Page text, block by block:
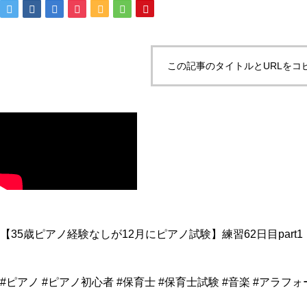
この記事のタイトルとURLをコ
【35歳ピアノ経験なしが12月にピアノ試験】練習62日目part1
#ピアノ #ピアノ初心者 #保育士 #保育士試験 #音楽 #アラフ